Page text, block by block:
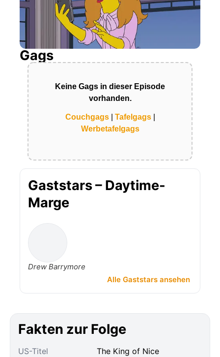
Gags
Keine Gags in dieser Episode
vorhanden.
Couchgags| Tafelgags|
Werbetafelgags
Gaststars – Daytime-
Marge
Drew Barrymore
Alle Gaststars ansehen
Fakten zur Folge
US-Titel
The King of Nice